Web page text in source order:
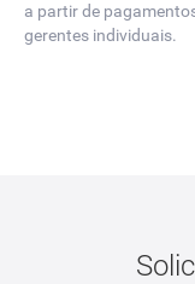
a partir de
gerentes individuais.